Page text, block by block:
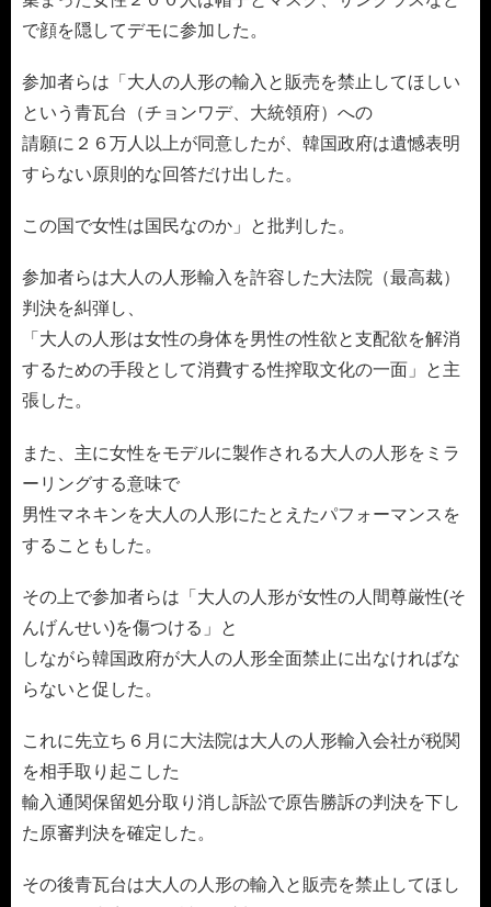
で顔を隠してデモに参加した。
参加者らは「大人の人形の輸入と販売を禁止してほしい
という青瓦台（チョンワデ、大統領府）への
請願に２６万人以上が同意したが、韓国政府は遺憾表明
すらない原則的な回答だけ出した。
この国で女性は国民なのか」と批判した。
参加者らは大人の人形輸入を許容した大法院（最高裁）
判決を糾弾し、
「大人の人形は女性の身体を男性の性欲と支配欲を解消
するための手段として消費する性搾取文化の一面」と主
張した。
また、主に女性をモデルに製作される大人の人形をミラ
ーリングする意味で
男性マネキンを大人の人形にたとえたパフォーマンスを
することもした。
その上で参加者らは「大人の人形が女性の人間尊厳性(そ
んげんせい)を傷つける」と
しながら韓国政府が大人の人形全面禁止に出なければな
らないと促した。
これに先立ち６月に大法院は大人の人形輸入会社が税関
を相手取り起こした
輸入通関保留処分取り消し訴訟で原告勝訴の判決を下し
た原審判決を確定した。
その後青瓦台は大人の人形の輸入と販売を禁止してほし